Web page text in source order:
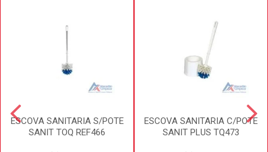
ESCOVA SANITARIA S/POTE
SANIT TOQ REF466
ESCOVA SANITARIA C/POTE
SANIT PLUS TQ473